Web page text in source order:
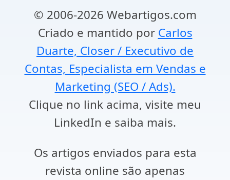
© 2006-2026 Webartigos.com
Criado e mantido por Carlos
Duarte, Closer / Executivo de
Contas, Especialista em Vendas e
Marketing (SEO / Ads).
Clique no link acima, visite meu
LinkedIn e saiba mais.
Os artigos enviados para esta
revista online são apenas